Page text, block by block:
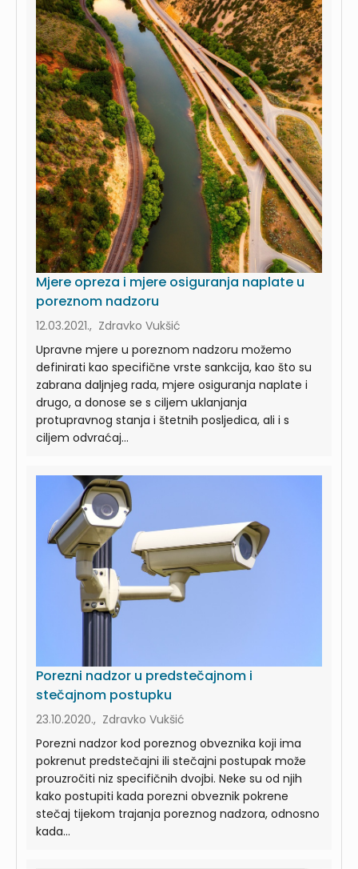
Mjere opreza i mjere osiguranja naplate u
poreznom nadzoru
12.03.2021., Zdravko Vukšić
Upravne mjere u poreznom nadzoru možemo
definirati kao specifične vrste sankcija, kao što su
zabrana daljnjeg rada, mjere osiguranja naplate i
drugo, a donose se s ciljem uklanjanja
protupravnog stanja i štetnih posljedica, ali i s
ciljem odvraćaj...
Porezni nadzor u predstečajnom i
stečajnom postupku
23.10.2020., Zdravko Vukšić
Porezni nadzor kod poreznog obveznika koji ima
pokrenut predstečajni ili stečajni postupak može
prouzročiti niz specifičnih dvojbi. Neke su od njih
kako postupiti kada porezni obveznik pokrene
stečaj tijekom trajanja poreznog nadzora, odnosno
kada...